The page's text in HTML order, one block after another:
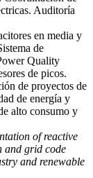
Auditoría
en media y
de
Quality
de picos.
de proyectos de
de energía y
alto consumo y
of reactive
and grid code
and renewable